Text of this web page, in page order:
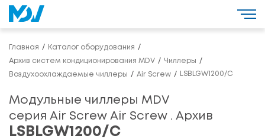
Главная Каталог оборудования
Архив систем кондиционирования MDV Чиллеры
Воздухоохлаждаемые чиллеры Air Screw LSBLGW1200/C
Модульные чиллеры MDV
серия Air Screw Air Screw . Архив
LSBLGW1200/C